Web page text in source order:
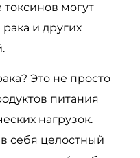
могут
и других
Это не просто
питания
нагрузок.
себя целостный